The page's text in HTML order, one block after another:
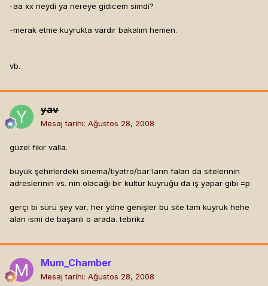
-aa xx neydi ya nereye gidicem simdi?
-merak etme kuyrukta vardır bakalım hemen.
vb.
yav
Mesaj tarihi: Ağustos 28, 2008
güzel fikir valla.
büyük şehirlerdeki sinema/tiyatro/bar'ların falan da sitelerinin
adreslerinin vs. nin olacağı bir kültür kuyruğu da iş yapar gibi =p
gerçi bi sürü şey var, her yöne genişler bu site tam kuyruk hehe
alan ismi de başarılı o arada. tebrikz
Mum_Chamber
Mesaj tarihi: Ağustos 28, 2008